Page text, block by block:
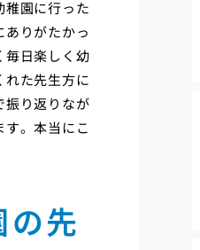
稚園に行った
りがたかっ
毎日楽しく幼
れた先生方に
振り返りなが
。本当にこ
先